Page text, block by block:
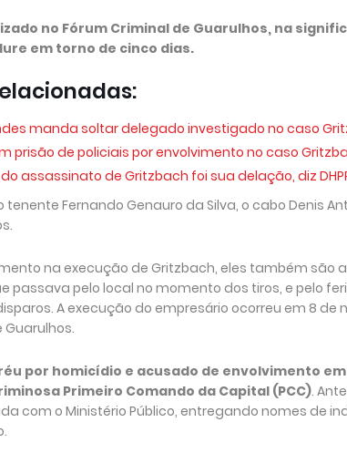
no Fórum Criminal de Guarulhos, na
em torno de cinco dias.
manda soltar delegado investigado no caso
prisão de policiais por envolvimento no caso
assassinato de Gritzbach foi sua delação, diz
tenente Fernando Genauro da Silva, o cabo Denis
na execução de Gritzbach, eles também
passava pelo local no momento dos tiros, e pelo
A execução do empresário ocorreu em 8 de
por homicídio e acusado de envolvimento
Primeiro Comando da Capital (PCC).
com o Ministério Público, entregando nomes de